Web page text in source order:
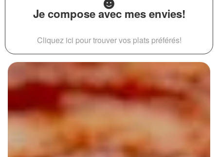
Je compose avec mes envies!
Cliquez ici pour trouver vos plats préférés!